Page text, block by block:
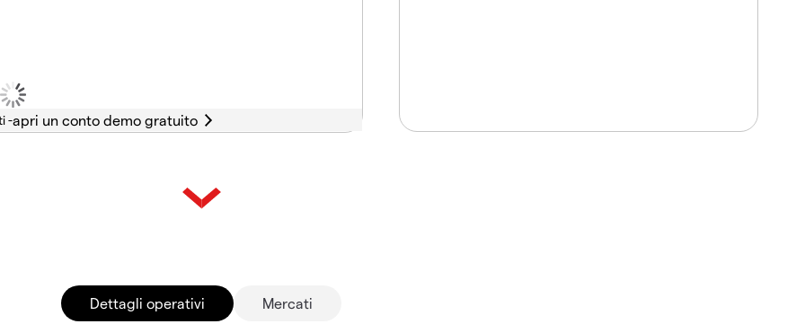
-
Dettagli operativi Mercati